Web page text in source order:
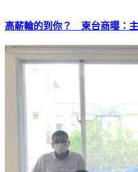
高薪輪的到你？ 柬台商曝：